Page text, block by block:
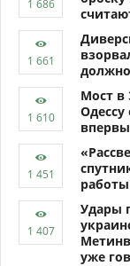
Мост в
работы
Удары
уже